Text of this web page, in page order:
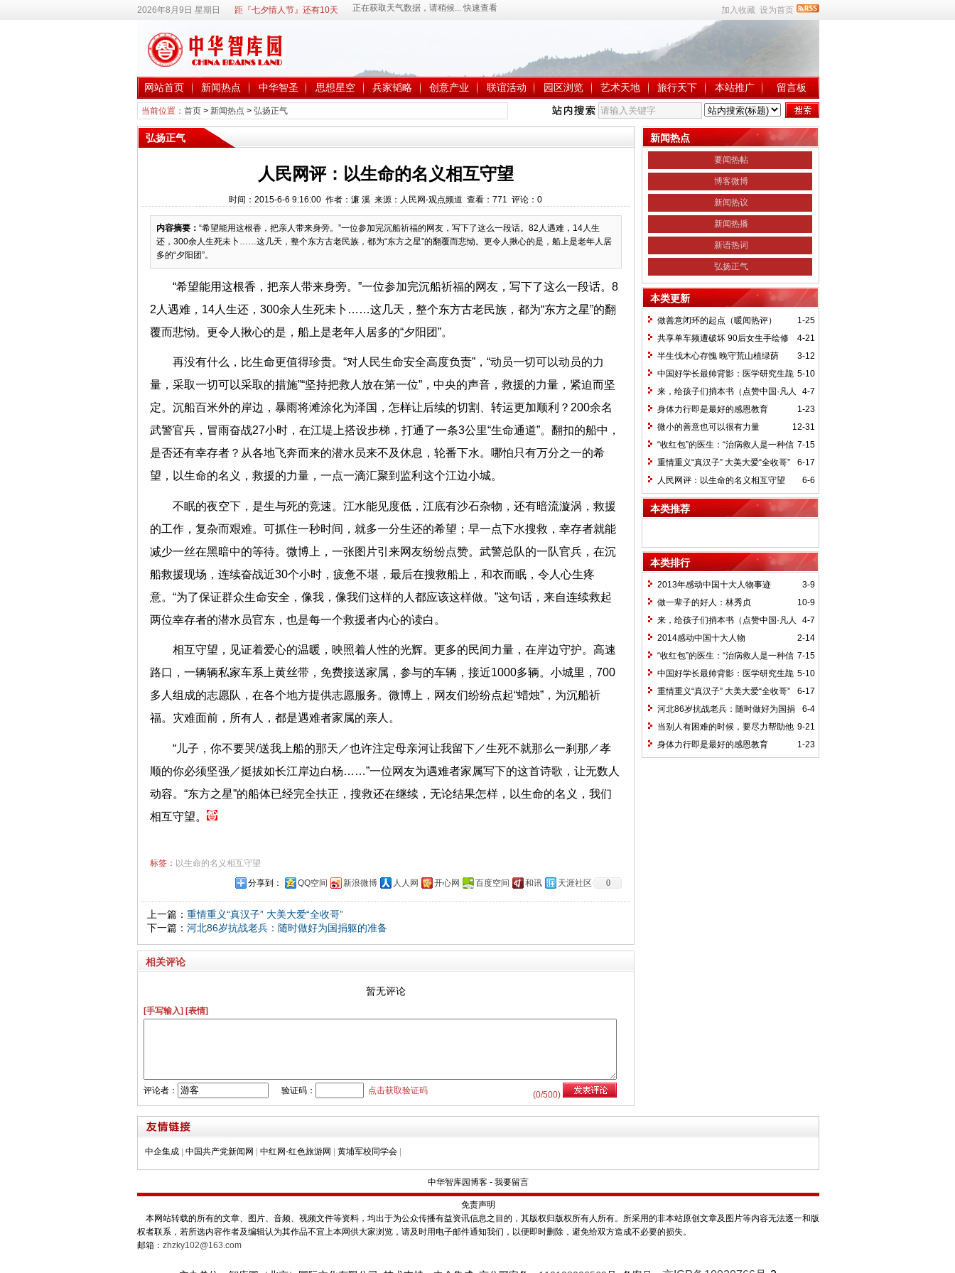
2026年8月9日 星期日 距『七夕情人节』还有10天 加入收藏 设为首页
网站首页 新闻热点 中华智圣 思想星空 兵家韬略 创意产业 联谊活动 园区浏览 艺术天地 旅行天下 本站推广 留言板
当前位置： 首页> 新闻热点 > 弘扬正气
弘扬正气
人民网评：以生命的名义相互守望
时间：2015-6-6 9:16:00 作者：濂 溪 来源：人民网-观点频道 查看： 771 评论： 0
内容摘要： “希望能用这根香，把亲人带来身旁。”一位参加完沉船祈福的网友，写下了这么一段话。82人遇难，14人生
还，300余人生死未卜……这几天，整个东方古老民族，都为“东方之星”的翻覆而悲恸。更令人揪心的是，船上是老年人居
多的“夕阳团”。
“希望能用这根香，把亲人带来身旁。”一位参加完沉船祈福的网友，写下了这么一段话。8
2人遇难，14人生还，300余人生死未卜……这几天，整个东方古老民族，都为“东方之星”的翻
覆而悲恸。更令人揪心的是，船上是老年人居多的“夕阳团”。
再没有什么，比生命更值得珍贵。“对人民生命安全高度负责”，“动员一切可以动员的力
量，采取一切可以采取的措施”“坚持把救人放在第一位”，中央的声音，救援的力量，紧迫而坚
定。沉船百米外的岸边，暴雨将滩涂化为泽国，怎样让后续的切割、转运更加顺利？200余名
武警官兵，冒雨奋战27小时，在江堤上搭设步梯，打通了一条3公里“生命通道”。翻扣的船中，
是否还有幸存者？从各地飞奔而来的潜水员来不及休息，轮番下水。哪怕只有万分之一的希
望，以生命的名义，救援的力量，一点一滴汇聚到监利这个江边小城。
不眠的夜空下，是生与死的竞速。江水能见度低，江底有沙石杂物，还有暗流漩涡，救援
的工作，复杂而艰难。可抓住一秒时间，就多一分生还的希望；早一点下水搜救，幸存者就能
减少一丝在黑暗中的等待。微博上，一张图片引来网友纷纷点赞。武警总队的一队官兵，在沉
船救援现场，连续奋战近30个小时，疲惫不堪，最后在搜救船上，和衣而眠，令人心生疼
意。“为了保证群众生命安全，像我，像我们这样的人都应该这样做。”这句话，来自连续救起
两位幸存者的潜水员官东，也是每一个救援者内心的读白。
相互守望，见证着爱心的温暖，映照着人性的光辉。更多的民间力量，在岸边守护。高速
路口，一辆辆私家车系上黄丝带，免费接送家属，参与的车辆，接近1000多辆。小城里，700
多人组成的志愿队，在各个地方提供志愿服务。微博上，网友们纷纷点起“蜡烛”，为沉船祈
福。灾难面前，所有人，都是遇难者家属的亲人。
“儿子，你不要哭/送我上船的那天／也许注定母亲河让我留下／生死不就那么一刹那／孝
顺的你必须坚强／挺拔如长江岸边白杨……”一位网友为遇难者家属写下的这首诗歌，让无数人
动容。“东方之星”的船体已经完全扶正，搜救还在继续，无论结果怎样，以生命的名义，我们
相互守望。
标签： 以生命的名义相互守望
分享到：
QQ空间 新浪微博 人人网 开心网 百度空间 和讯 天涯社区 0
上一篇： 重情重义“真汉子” 大美大爱“全收哥”
下一篇： 河北86岁抗战老兵：随时做好为国捐躯的准备
相关评论
暂无评论
[手写输入] [表情]
(0/500)
评论者： 验证码： 点击获取验证码
新闻热点
要闻热帖
博客微博
新闻热议
新闻热播
新语热词
弘扬正气
本类更新
1-25
做善意闭环的起点（暖闻热评）
4-21
共享单车频遭破坏 90后女生手绘修
补车牌
3-12
半生伐木心存愧 晚守荒山植绿荫
5-10
中国好学长最帅背影：医学研究生跪
地救回学弟命
4-7
来，给孩子们捎本书（点赞中国·凡人
善举）
1-23
身体力行即是最好的感恩教育
12-31
微小的善意也可以很有力量
7-15
“收红包”的医生：“治病救人是一种信
仰”
6-17
重情重义“真汉子” 大美大爱“全收哥”
6-6
人民网评：以生命的名义相互守望
本类推荐
本类排行
3-9
2013年感动中国十大人物事迹
10-9
做一辈子的好人：林秀贞
4-7
来，给孩子们捎本书（点赞中国·凡人
善举）
2-14
2014感动中国十大人物
7-15
“收红包”的医生：“治病救人是一种信
仰”
5-10
中国好学长最帅背影：医学研究生跪
地救回学弟命
6-17
重情重义“真汉子” 大美大爱“全收哥”
6-4
河北86岁抗战老兵：随时做好为国捐
躯的准备
9-21
当别人有困难的时候，要尽力帮助他
1-23
身体力行即是最好的感恩教育
中企集成 中国共产党新闻网 中红网-红色旅游网 黄埔军校同学会
中华智库园博客- 我要留言
免责声明
本网站转载的所有的文章、图片、音频、视频文件等资料，均出于为公众传播有益资讯信息之目的，其版权归版权所有人所有。所采用的非本站原创文章及图片等内容无法逐一和版
权者联系，若所选内容作者及编辑认为其作品不宜上本网供大家浏览，请及时用电子邮件通知我们，以便即时删除，避免给双方造成不必要的损失。
邮箱： zhzky102@163.com